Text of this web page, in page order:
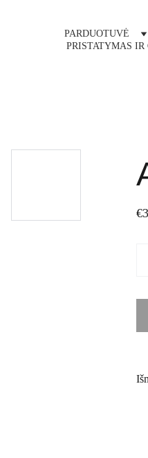
PARDUOTUVĖ
PRISTATYMAS